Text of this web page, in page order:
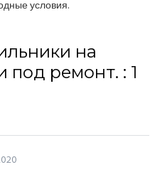
условия.
на
под ремонт. : 1